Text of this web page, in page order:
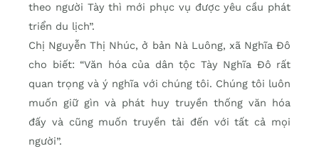
theo người Tày thì mới phục vụ được yêu cầu phát
triển du lịch”.
Chị Nguyễn Thị Nhúc, ở bản Nà Luông, xã Nghĩa Đô
cho biết: “Văn hóa của dân tộc Tày Nghĩa Đô rất
quan trọng và ý nghĩa với chúng tôi. Chúng tôi luôn
muốn giữ gìn và phát huy truyền thống văn hóa
đấy và cũng muốn truyền tải đến với tất cả mọi
người”.